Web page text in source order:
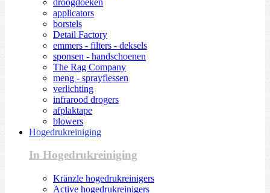
applicators
borstels
Detail Factory
emmers - filters - deksels
sponsen - handschoenen
The Rag Company
meng - sprayflessen
verlichting
infrarood drogers
afplaktape
blowers
Hogedrukreiniging
In Hogedrukreiniging
Kränzle hogedrukreinigers
Active hogedrukreinigers